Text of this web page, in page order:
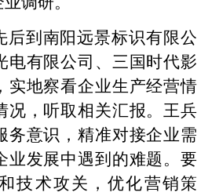
后到南阳远景标识有限公
电有限公司、三国时代影
实地察看企业生产经营情
况，听取相关汇报。王兵
务意识，精准对接企业需
业发展中遇到的难题。要
技术攻关，优化营销策